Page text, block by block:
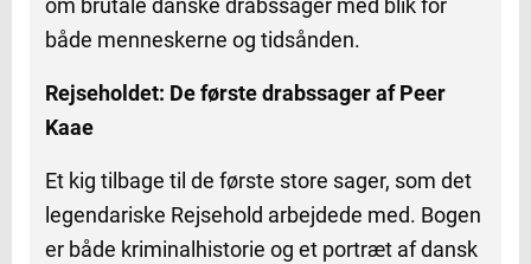
om brutale danske drabssager med blik for
både menneskerne og tidsånden.
Rejseholdet: De første drabssager af Peer
Kaae
Et kig tilbage til de første store sager, som det
legendariske Rejsehold arbejdede med. Bogen
er både kriminalhistorie og et portræt af dansk